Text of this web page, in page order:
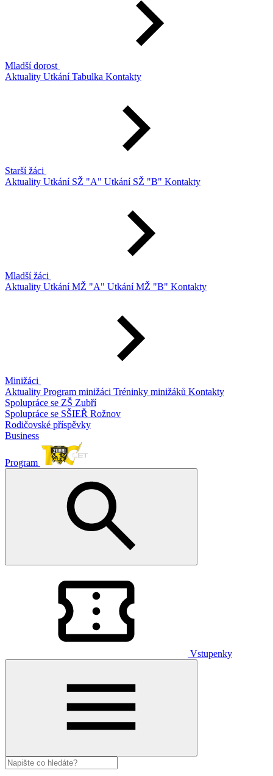
Mladší dorost
Aktuality UtkáníTabulka Kontakty
Starší žáci
Aktuality Utkání SŽ "A" Utkání SŽ "B" Kontakty
Mladší žáci
Aktuality Utkání MŽ "A" Utkání MŽ "B" Kontakty
Minižáci
Aktuality Program minižáci Tréninky minižáků Kontakty
Spolupráce se ZŠ Zubří
Spolupráce se SŠIEŘ Rožnov
Rodičovské příspěvky
Business
Program
Vstupenky